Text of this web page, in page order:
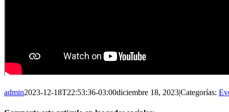
admin2023-12-18T22:53:36-03:00diciembre 18, 2023|Categorías: